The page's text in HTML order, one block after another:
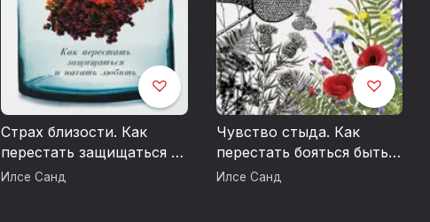
Страх близости. Как
перестать защищаться и
начать любить
Илсе Санд
Чувство стыда. Как
перестать бояться быть
неправильно
Илсе Санд